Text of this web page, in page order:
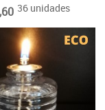
36 unidades